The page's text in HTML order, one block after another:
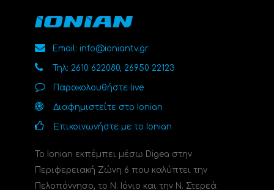
Email: info@ioniantv.gr
Τηλ: 2610 622080, 26950 22123
Παρακολουθήστε live
Διαφημιστείτε στο Ionian
Επικοινωνήστε με το Ionian
Το Ionian εκπέμπει μέσω Digea στην
Περιφερειακή Ζώνη 6 που καλύπτει την
Πελοπόννησο, το N. Ιόνιο και την Ν. Στερεά